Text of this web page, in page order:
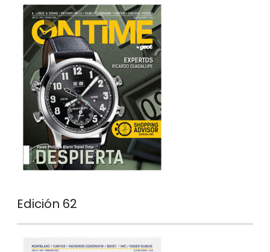
Edición 62